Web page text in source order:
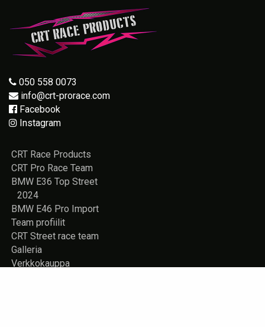
050 558 0073
info@crt-prorace.com
Facebook
Instagram
CRT Race Products
CRT Pro Race Team
BMW E36 Top Street
2024
BMW E46 Pro Import
Team profiilit
CRT Street race team
Galleria
Verkkokauppa